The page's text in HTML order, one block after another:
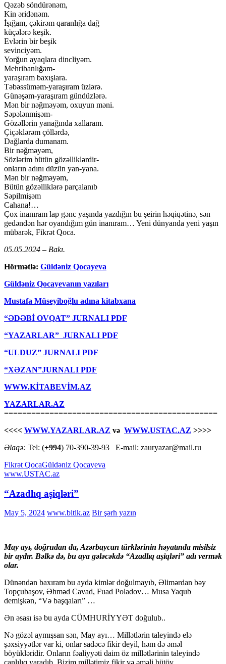
Qəzəb söndürənəm,
Kin əridənəm.
İşığam, çəkirəm qaranlığa dağ
küçələrə keşik.
Evlərin bir beşik
sevinciyəm.
Yorğun ayaqlara dincliyəm.
Mehribanlığam-
yaraşıram baxışlara.
Təbəssüməm-yaraşıram üzlərə.
Günəşəm-yaraşıram gündüzlərə.
Mən bir nəğməyəm, oxuyun məni.
Səpələnmişəm-
Gözəllərin yanağında xallaram.
Çiçəklərəm çöllərdə,
Dağlarda dumanam.
Bir nəğməyəm,
Sözlərim bütün gözəlliklərdir-
onların adını düzün yan-yana.
Mən bir nəğməyəm,
Bütün gözəlliklərə parçalanıb
Səpilmişəm
Cahana!…
Çox inanıram lap gənc yaşında yazdığın bu şeirin həqiqətinə, sən
gedəndən hər oyandığım gün inanıram… Yeni dünyanda yeni yaşın
mübarək, Fikrət Qoca.
05.05.2024 – Bakı.
Hörmətlə: Güldəniz Qocayeva
Güldəniz Qocayevanın yazıları
Mustafa Müseyiboğlu adına kitabxana
“ƏDƏBİ OVQAT” JURNALI PDF
“YAZARLAR” JURNALI PDF
“ULDUZ” JURNALI PDF
“XƏZAN”JURNALI PDF
WWW.KİTABEVİM.AZ
YAZARLAR.AZ
===============================================
<<<< WWW.YAZARLAR.AZ və WWW.USTAC.AZ >>>>
Əlaqə: Tel: (+994) 70-390-39-93 E-mail: zauryazar@mail.ru
Fikrət QocaGüldəniz Qocayeva
www.USTAC.az
“Azadlıq aşiqləri”
May 5, 2024 www.bitik.az Bir şərh yazın
May ayı, doğrudan da, Azərbaycan türklərinin həyatında misilsiz
bir aydır. Bəlkə də, bu aya gələcəkdə “Azadlıq aşiqləri” adı vermək
olar.
Dünəndən baxıram bu ayda kimlər doğulmayıb, Əlimərdan bəy
Topçubaşov, Əhməd Cavad, Fuad Poladov… Musa Yaqub
demişkən, “Və başqaları” …
Ən əsası isə bu ayda CÜMHURİYYƏT doğulub..
Nə gözəl aymışsan sən, May ayı… Millətlərin taleyində elə
şəxsiyyətlər var ki, onlar sadəcə fikir deyil, həm də əməl
böyükləridir. Onların fəaliyyəti daim öz millətlərinin taleyində